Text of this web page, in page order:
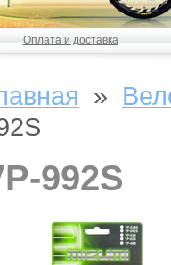
Оплата и доставка
»
992S